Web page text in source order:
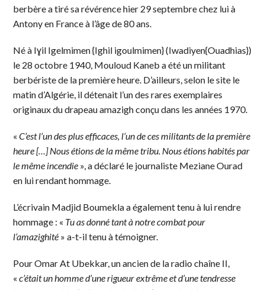
berbère a tiré sa révérence hier 29 septembre chez lui à
Antony en France à l’âge de 80 ans.
Né à Iɣil Igelmimen {Ighil igoulmimen} (Iwadiyen{Ouadhias})
le 28 octobre 1940, Mouloud Kaneb a été un militant
berbériste de la première heure. D’ailleurs, selon le site le
matin d’Algérie, il détenait l’un des rares exemplaires
originaux du drapeau amazigh conçu dans les années 1970.
«C’est l’un des plus efficaces, l’un de ces militants de la première
heure […] Nous étions de la même tribu. Nous étions habités par
le même incendie », a déclaré le journaliste Meziane Ourad
en lui rendant hommage.
L’écrivain Madjid Boumekla a également tenu à lui rendre
hommage : « Tu as donné tant à notre combat pour
l’amazighité » a-t-il tenu à témoigner.
Pour Omar At Ubekkar, un ancien de la radio chaîne II,
«c’était un homme d’une rigueur extrême et d’une tendresse